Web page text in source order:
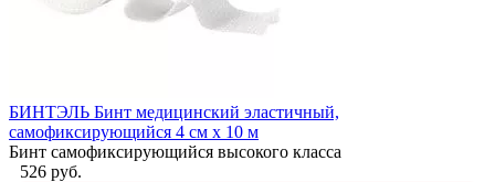
БИНТЭЛЬ Бинт медицинский эластичный,
самофиксирующийся 4 см х 10 м
Бинт самофиксирующийся высокого класса
526 руб.